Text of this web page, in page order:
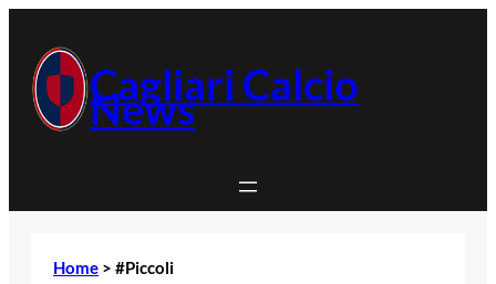
contenuto Cagliari Calcio
News
Home > #Piccoli